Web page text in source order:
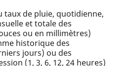
taux de pluie, quotidienne,
et totale des
ou en millimètres)
historique des
jours) ou des
(1, 3, 6, 12, 24 heures)